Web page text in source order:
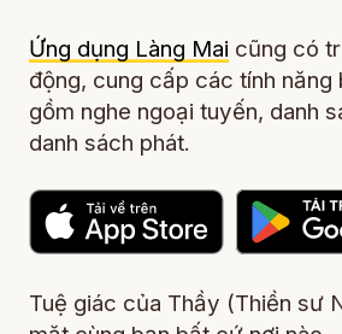
Ứng dụng Làng Mai cũng có
động, cung cấp các tính năng
gồm nghe ngoại tuyến, danh
danh sách phát.
Tuệ giác của Thầy (Thiền sư